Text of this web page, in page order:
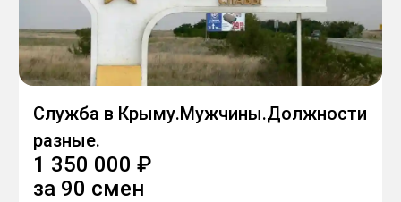
Служба в Крыму.Мужчины.Должности
разные.
1 350 000 ₽
за 90 смен